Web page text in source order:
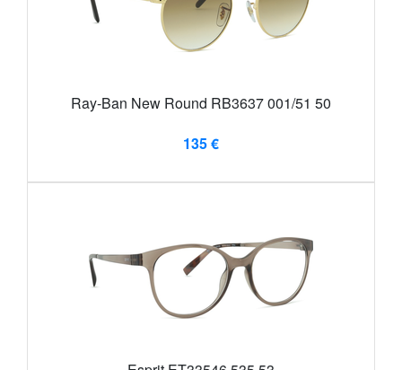
Ray-Ban New Round RB3637 001/51 50
135 €